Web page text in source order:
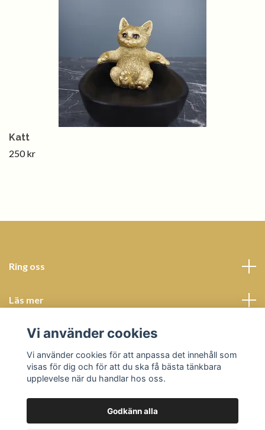
Katt
250 kr
Ring oss
Läs mer
Sociala medier
Vi använder cookies
Vi använder cookies för att anpassa det innehåll som
visas för dig och för att du ska få bästa tänkbara
upplevelse när du handlar hos oss.
Godkänn alla